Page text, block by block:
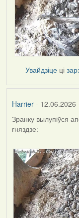
Увайдзіце ці
Harrier- 12.06.2026
Зранку вылупіўся
гняздзе: